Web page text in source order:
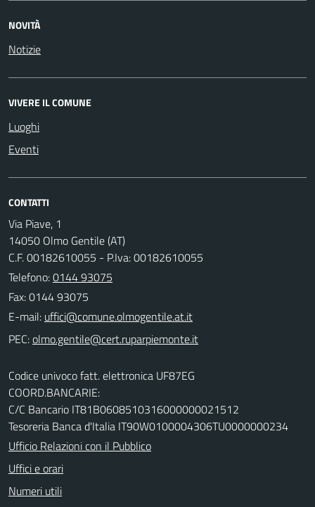
NOVITÀ
Notizie
VIVERE IL COMUNE
Luoghi
Eventi
CONTATTI
Via Piave, 1
14050 Olmo Gentile (AT)
C.F. 00182610055 - P.Iva: 00182610055
Telefono:0144 93075
Fax: 0144 93075
E-mail:
PEC:
Codice univoco fatt. elettronica UF87EG
COORD.BANCARIE:
C/C Bancario IT81B0608510316000000021512
Tesoreria Banca d'Italia IT90W0100004306TU0000000234
Ufficio Relazioni con il Pubblico
Uffici e orari
Numeri utili